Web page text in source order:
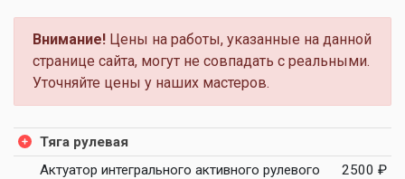
Внимание! Цены на работы, указанные на данной
странице сайта, могут не совпадать с реальными.
Уточняйте цены у наших мастеров.
Тяга рулевая
Актуатор интегрального активного рулевого
2500 ₽